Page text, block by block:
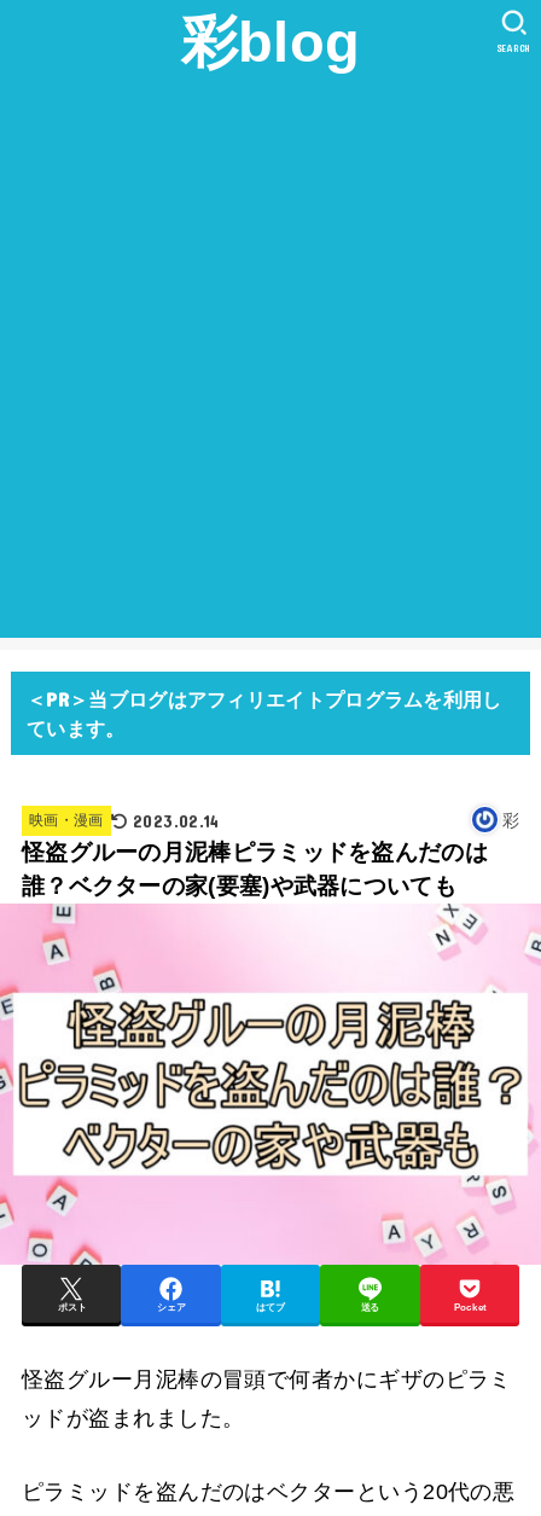
彩blog SEARCH
＜PR＞当ブログはアフィリエイトプログラムを利用し
ています。
映画・漫画 2023.02.14 彩
怪盗グルーの月泥棒ピラミッドを盗んだのは
誰？ベクターの家(要塞)や武器についても
ポスト シェア はてブ 送る Pocket
怪盗グルー月泥棒の冒頭で何者かにギザのピラミ
ッドが盗まれました。
ピラミッドを盗んだのはベクターという20代の悪